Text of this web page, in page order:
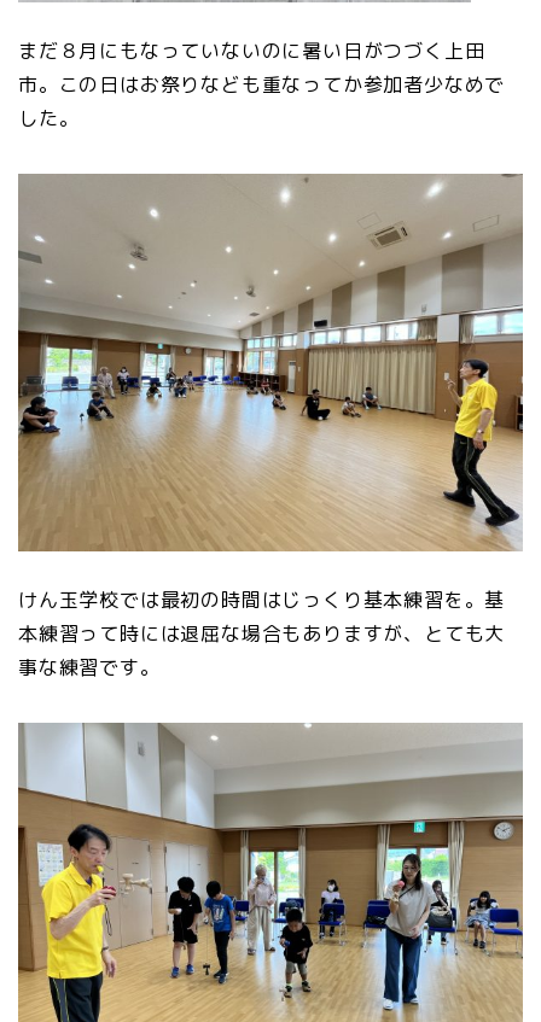
まだ８月にもなっていないのに暑い日がつづく上田
市。この日はお祭りなども重なってか参加者少なめで
した。
けん玉学校では最初の時間はじっくり基本練習を。基
本練習って時には退屈な場合もありますが、とても大
事な練習です。